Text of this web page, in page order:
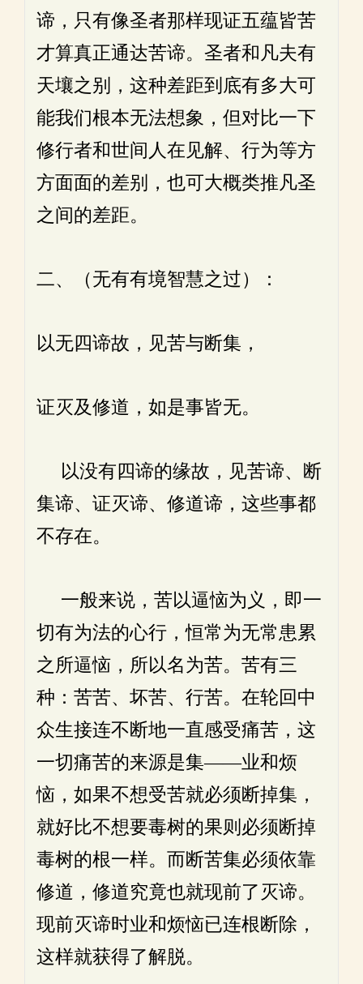
谛，只有像圣者那样现证五蕴皆苦
才算真正通达苦谛。圣者和凡夫有
天壤之别，这种差距到底有多大可
能我们根本无法想象，但对比一下
修行者和世间人在见解、行为等方
方面面的差别，也可大概类推凡圣
之间的差距。
二、（无有有境智慧之过）：
以无四谛故，见苦与断集，
证灭及修道，如是事皆无。
以没有四谛的缘故，见苦谛、断
集谛、证灭谛、修道谛，这些事都
不存在。
一般来说，苦以逼恼为义，即一
切有为法的心行，恒常为无常患累
之所逼恼，所以名为苦。苦有三
种：苦苦、坏苦、行苦。在轮回中
众生接连不断地一直感受痛苦，这
一切痛苦的来源是集——业和烦
恼，如果不想受苦就必须断掉集，
就好比不想要毒树的果则必须断掉
毒树的根一样。而断苦集必须依靠
修道，修道究竟也就现前了灭谛。
现前灭谛时业和烦恼已连根断除，
这样就获得了解脱。